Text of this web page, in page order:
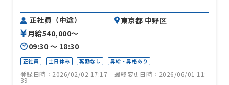
正社員（中途）
月給540,000〜
09:30 〜 18:30
東京都 中野区
正社員 土日休み 転勤なし 昇給・昇格あり
登録日時：2026/02/02 17:17 最終変更日時：2026/06/01 11:
39